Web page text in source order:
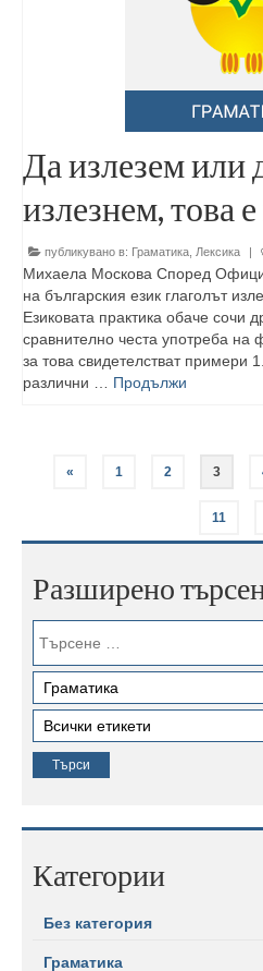
Да излезем или
излезнем, това
публикувано в: Граматика Лексика |
Михаела Москова Според
на българския език глаголът
Езиковата практика обаче сочи
сравнително честа употреба на
за това свидетелстват примери
различни … Продължи
« 1 2 3
11
Разширено
Категории
Без категория
Граматика